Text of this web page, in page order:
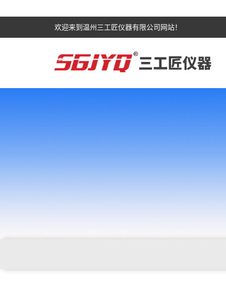
欢迎来到温州三工匠仪器有限公司网站！